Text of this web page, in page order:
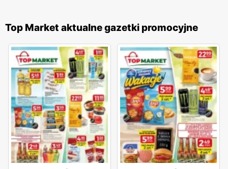
Top Market aktualne gazetki promocyjne